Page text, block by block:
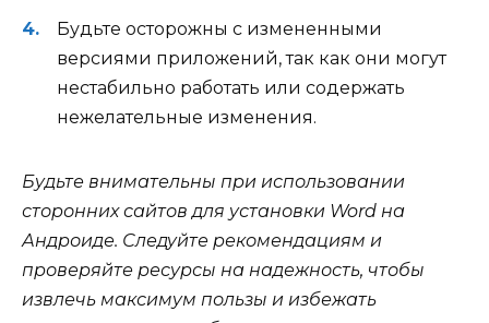
Будьте осторожны с измененными
версиями приложений, так как они могут
нестабильно работать или содержать
нежелательные изменения.
Будьте внимательны при использовании
сторонних сайтов для установки Word на
Андроиде. Следуйте рекомендациям и
проверяйте ресурсы на надежность, чтобы
извлечь максимум пользы и избежать